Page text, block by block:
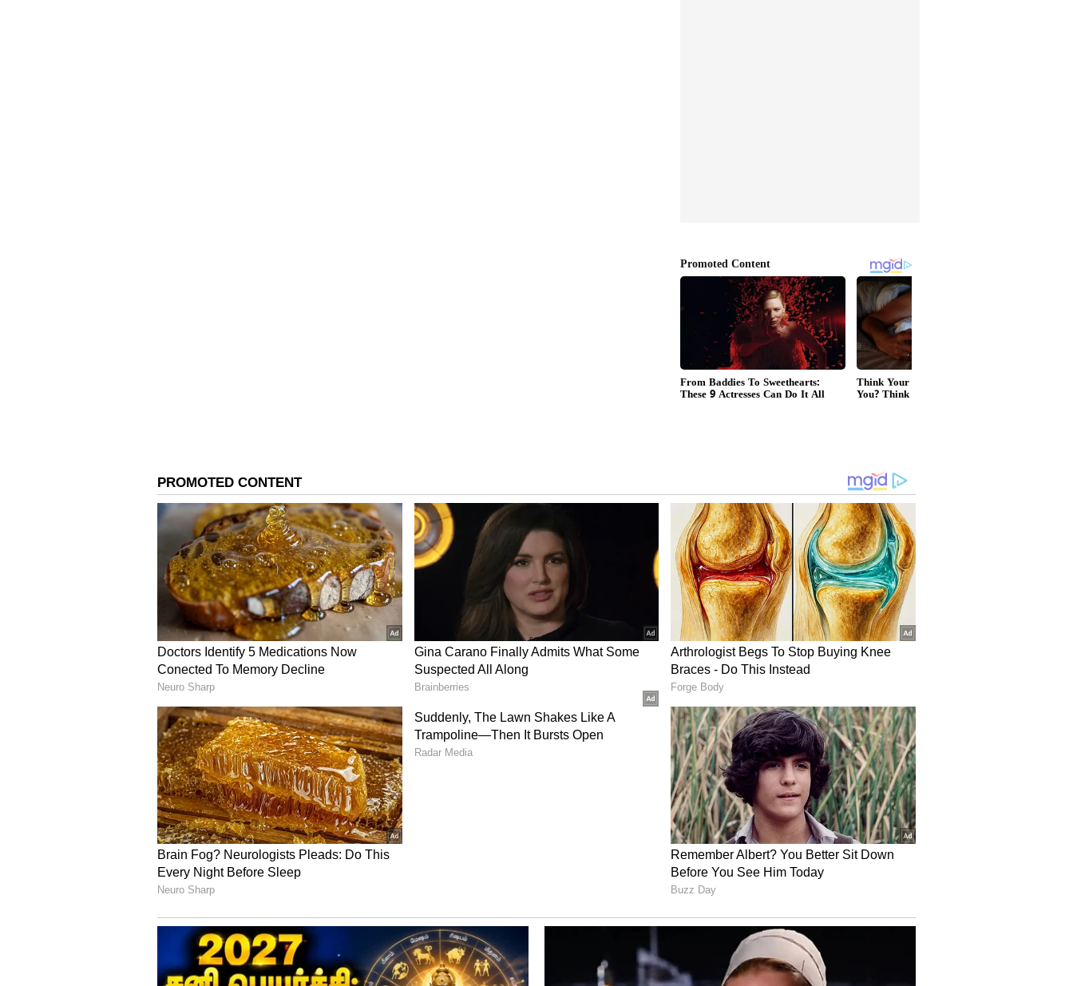
3
Image Credit :Getty
உளுந்து அளவீடும் ஊறவைக்கும் நேரமும் :
1 ஆழாக்கு பச்சரிசிக்கு, சரியாக 1 குவிந்த மேஜைக்கரண்டி முழு உளுந்து
(கோபுரமாக) சேர்க்க வேண்டும். உளுந்து கூடினால் பணியாரம் சிவந்துவிடும்;
குறைந்தால் ரப்பர் போல கடினமாகிவிடும். இவற்றை அதிகபட்சம் 1 முதல் 1.5
மணி நேரம் மட்டுமே ஊறவைக்க வேண்டும். அதற்கு மேல் ஊறினால் மாவில்
புளிப்புத்தன்மை ஏறிவிடும்.